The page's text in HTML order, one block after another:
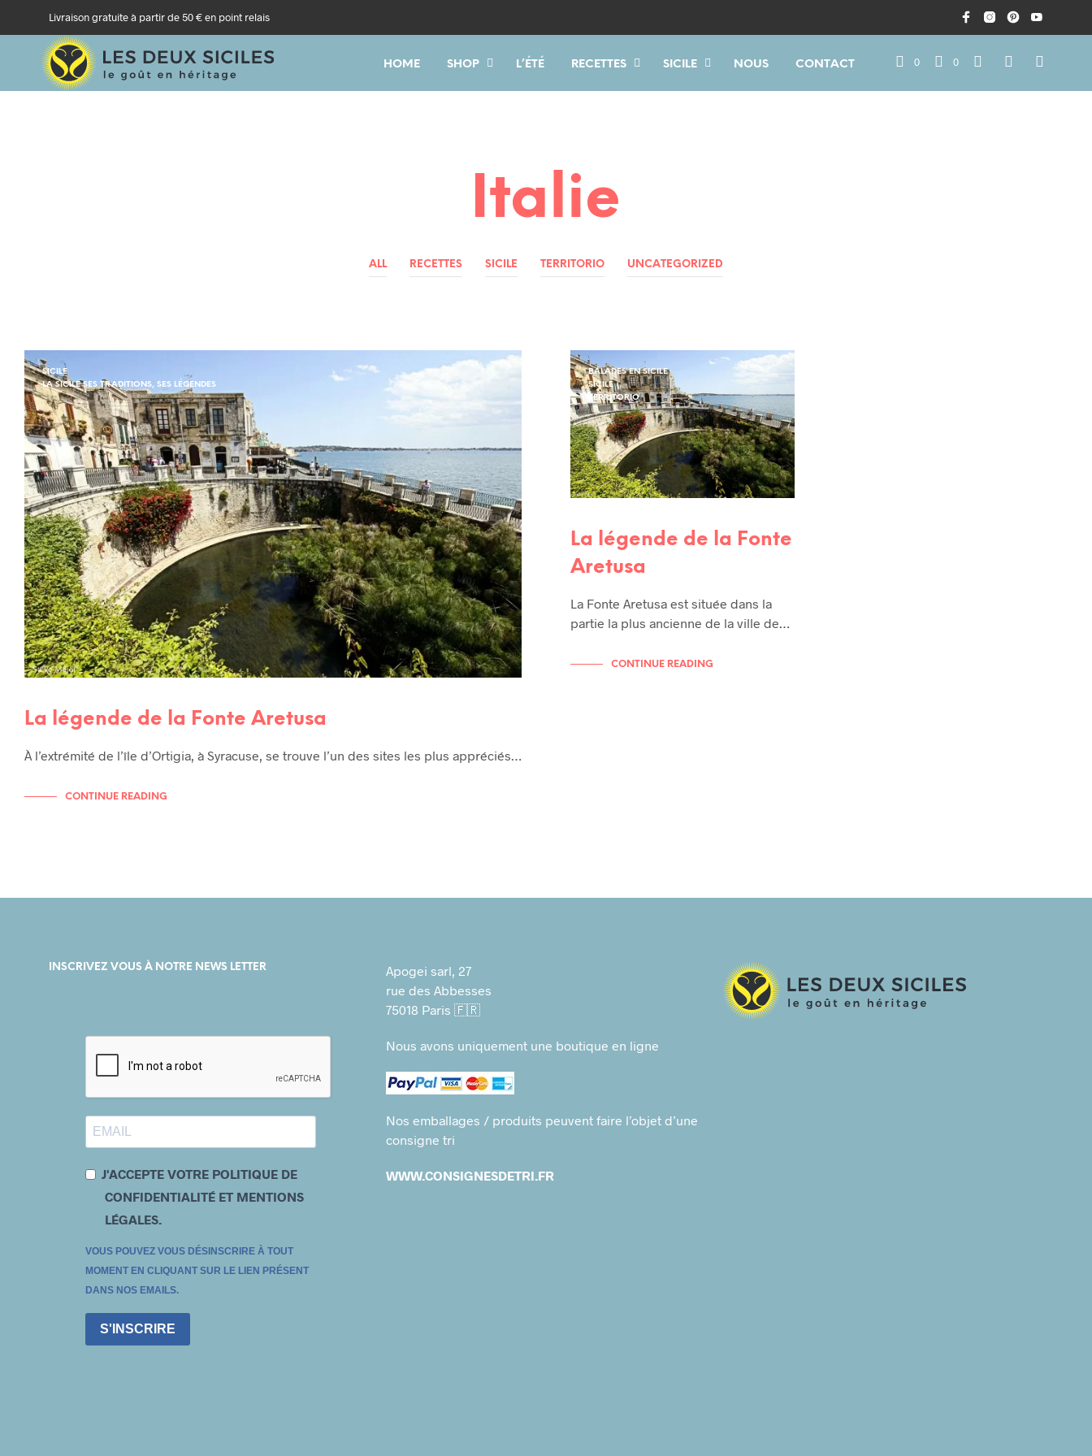
Livraison gratuite à partir de 50 € en point relais
HOME SHOP L’ÉTÉ RECETTES SICILE NOUS CONTACT 0 0
Italie
ALL RECETTES SICILE TERRITORIO UNCATEGORIZED
SICILE
LA SICILE SES TRADITIONS, SES LÉGENDES
La légende de la Fonte Aretusa
À l’extrémité de l’île d’Ortigia, à Syracuse, se trouve l’un des sites les plus appréciés…
CONTINUE READING
BALADES EN SICILE
SICILE
TERRITORIO
La légende de la Fonte
Aretusa
La Fonte Aretusa est située dans la
partie la plus ancienne de la ville de…
CONTINUE READING
INSCRIVEZ VOUS À NOTRE NEWS LETTER
J'ACCEPTE VOTRE POLITIQUE DE
CONFIDENTIALITÉ ET MENTIONS
LÉGALES.
VOUS POUVEZ VOUS DÉSINSCRIRE À TOUT
MOMENT EN CLIQUANT SUR LE LIEN PRÉSENT
DANS NOS EMAILS.
S'INSCRIRE
Apogei sarl, 27
rue des Abbesses
75018 Paris 🇫🇷
Nous avons uniquement une boutique en ligne
Nos emballages / produits peuvent faire l’objet d’une
consigne tri
WWW.CONSIGNESDETRI.FR